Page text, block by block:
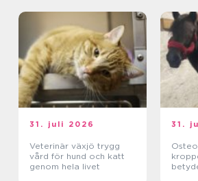
31. juli 2026
Veterinär växjö trygg
vård för hund och katt
genom hela livet
31.